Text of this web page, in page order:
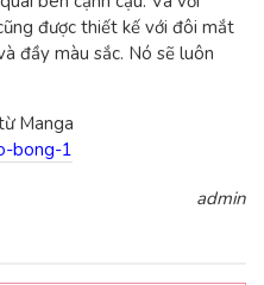
được thiết kế với đôi mắt
đầy màu sắc. Nó sẽ luôn
Manga
bong-1
admin